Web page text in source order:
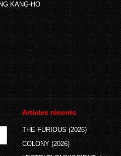
KANG-HO
Articles récents
THE FURIOUS (2026)
COLONY (2026)